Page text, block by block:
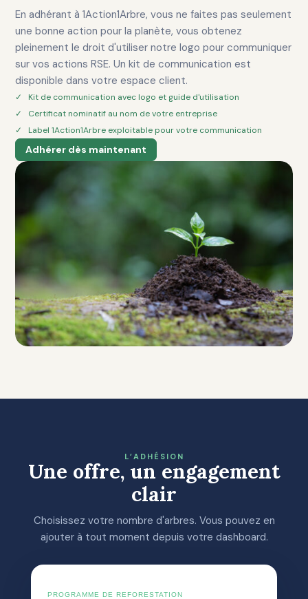
En adhérant à 1Action1Arbre, vous ne faites pas seulement
une bonne action pour la planète, vous obtenez
pleinement le droit d'utiliser notre logo pour communiquer
sur vos actions RSE. Un kit de communication est
disponible dans votre espace client.
✓ Kit de communication avec logo et guide d'utilisation
✓ Certificat nominatif au nom de votre entreprise
✓ Label 1Action1Arbre exploitable pour votre communication
Adhérer dès maintenant
L’ADHÉSION
Une offre, un engagement
clair
Choisissez votre nombre d'arbres. Vous pouvez en
ajouter à tout moment depuis votre dashboard.
PROGRAMME DE REFORESTATION